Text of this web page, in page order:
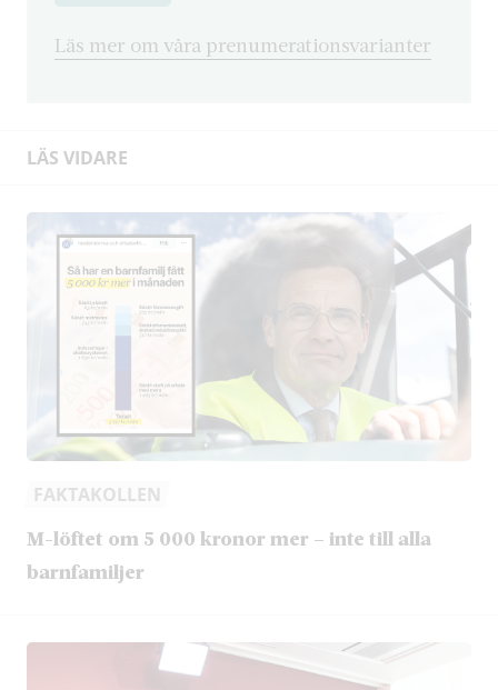
Läs mer om våra prenumerationsvarianter
LÄS VIDARE
FAKTAKOLLEN
M-löftet om 5 000 kronor mer – inte till alla
barnfamiljer